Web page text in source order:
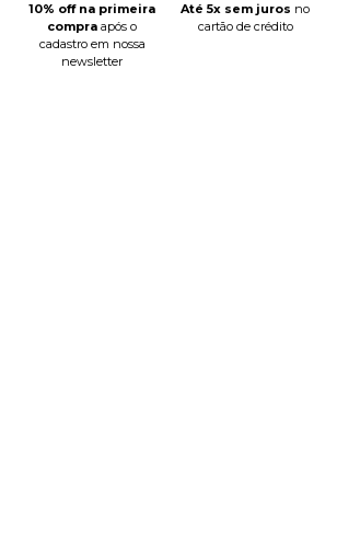
10% off na primeira
compra após o
cadastro em nossa
newsletter
Até 5x sem juros no
cartão de crédito